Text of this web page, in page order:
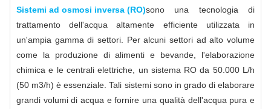
Sistemi ad osmosi inversa (RO)sono una tecnologia di
trattamento dell'acqua altamente efficiente utilizzata in
un'ampia gamma di settori. Per alcuni settori ad alto volume
come la produzione di alimenti e bevande, l'elaborazione
chimica e le centrali elettriche, un sistema RO da 50.000 L/h
(50 m3/h) è essenziale. Tali sistemi sono in grado di elaborare
grandi volumi di acqua e fornire una qualità dell'acqua pura e